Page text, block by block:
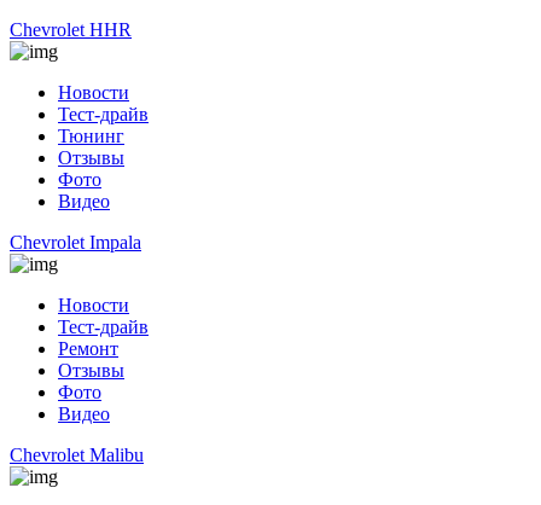
Chevrolet HHR
Новости
Тест-драйв
Тюнинг
Отзывы
Фото
Видео
Chevrolet Impala
Новости
Тест-драйв
Ремонт
Отзывы
Фото
Видео
Chevrolet Malibu